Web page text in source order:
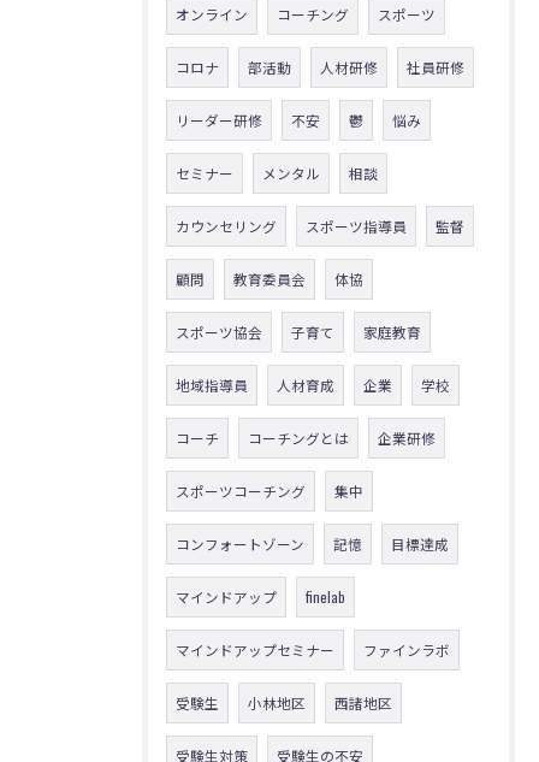
オンライン コーチング スポーツ
コロナ 部活動 人材研修 社員研修
リーダー研修 不安 鬱 悩み
セミナー メンタル 相談
カウンセリング スポーツ指導員 監督
顧問 教育委員会 体協
スポーツ協会 子育て 家庭教育
地域指導員 人材育成 企業 学校
コーチ コーチングとは 企業研修
スポーツコーチング 集中
コンフォートゾーン 記憶 目標達成
マインドアップ finelab
マインドアップセミナー ファインラボ
受験生 小林地区 西諸地区
受験生対策 受験生の不安